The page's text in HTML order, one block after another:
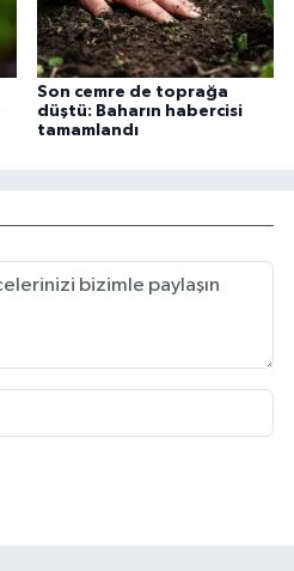
Son cemre de toprağa
düştü: Baharın habercisi
tamamlandı